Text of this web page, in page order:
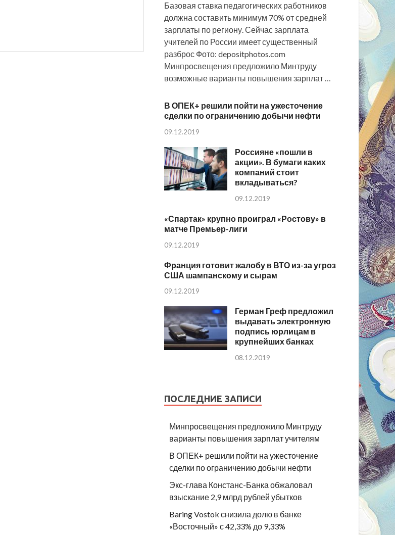
Базовая ставка педагогических работников
должна составить минимум 70% от средней
зарплаты по региону. Сейчас зарплата
учителей по России имеет существенный
разброс Фото: depositphotos.com
Минпросвещения предложило Минтруду
возможные варианты повышения зарплат …
В ОПЕК+ решили пойти на ужесточение
сделки по ограничению добычи нефти
09.12.2019
Россияне «пошли в
акции». В бумаги каких
компаний стоит
вкладываться?
09.12.2019
«Спартак» крупно проиграл «Ростову» в
матче Премьер-лиги
09.12.2019
Франция готовит жалобу в ВТО из-за угроз
США шампанскому и сырам
09.12.2019
Герман Греф предложил
выдавать электронную
подпись юрлицам в
крупнейших банках
08.12.2019
ПОСЛЕДНИЕ ЗАПИСИ
Минпросвещения предложило Минтруду
варианты повышения зарплат учителям
В ОПЕК+ решили пойти на ужесточение
сделки по ограничению добычи нефти
Экс-глава Констанс-Банка обжаловал
взыскание 2,9 млрд рублей убытков
Baring Vostok снизила долю в банке
«Восточный» с 42,33% до 9,33%